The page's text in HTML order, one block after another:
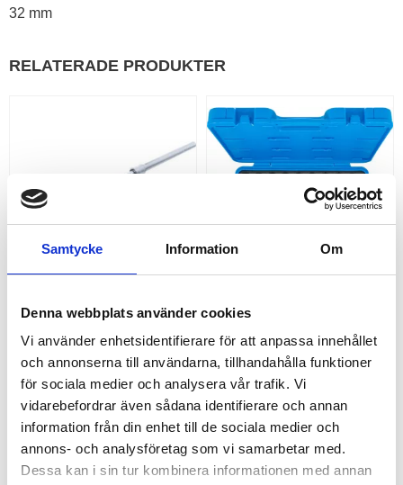
Samtycke Information Om
Denna webbplats använder cookies
Vi använder enhetsidentifierare för att anpassa innehållet
och annonserna till användarna, tillhandahålla funktioner
för sociala medier och analysera vår trafik. Vi
vidarebefordrar även sådana identifierare och annan
information från din enhet till de sociala medier och
annons- och analysföretag som vi samarbetar med.
Dessa kan i sin tur kombinera informationen med annan
32 mm
RELATERADE PRODUKTER
UTDRAGBART
3/4" Spärrskaft utdragbart 600-
nårbarhet.
Lägg till i favoriter
KÖP
INSEX OCH XZN 27 DELAR
KraftBits 1/2" Torx, Insex och
XZN 27 delar
KÖP